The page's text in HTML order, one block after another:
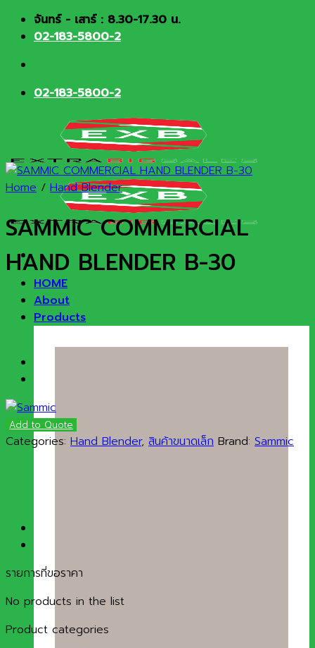
Skip จันทร์ - เสาร์ : 8.30-17.30 น.
02-183-5800-2
02-183-5800-2
HOME
About
Products
Home / Hand Blender
SAMMIC COMMERCIAL
HAND BLENDER B-30
Add to Quote
Categories: Hand Blender, สินค้าขนาดเล็ก Brand: Sammic
รายการที่ขอราคา
No products in the list
Product categories